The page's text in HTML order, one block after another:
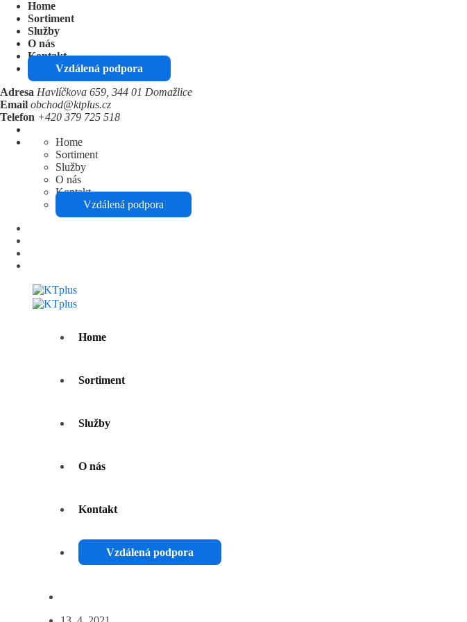
Home
Sortiment
Služby
O nás
Kontakt
Vzdálená podpora
Adresa Havlíčkova 659, 344 01 Domažlice
Email obchod@ktplus.cz
Telefon +420 379 725 518
Home
Sortiment
Služby
O nás
Kontakt
Vzdálená podpora
Home
Sortiment
Služby
O nás
Kontakt
Vzdálená podpora